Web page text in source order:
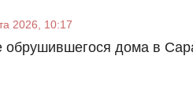
2026, 10:17
обрушившегося дома в